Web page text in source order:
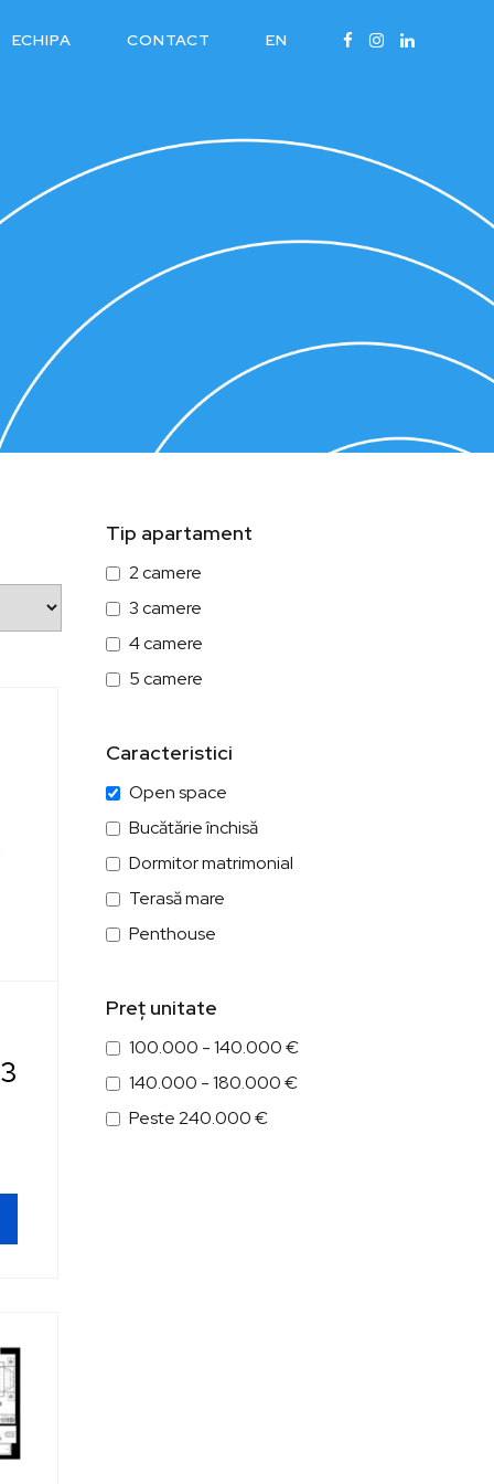
ECHIPA CONTACT EN
Tip apartament
2 camere
3 camere
4 camere
5 camere
Caracteristici
Open space
Bucătărie închisă
Dormitor matrimonial
Terasă mare
Penthouse
Preț unitate
100.000 - 140.000 €
140.000 - 180.000 €
Peste 240.000 €